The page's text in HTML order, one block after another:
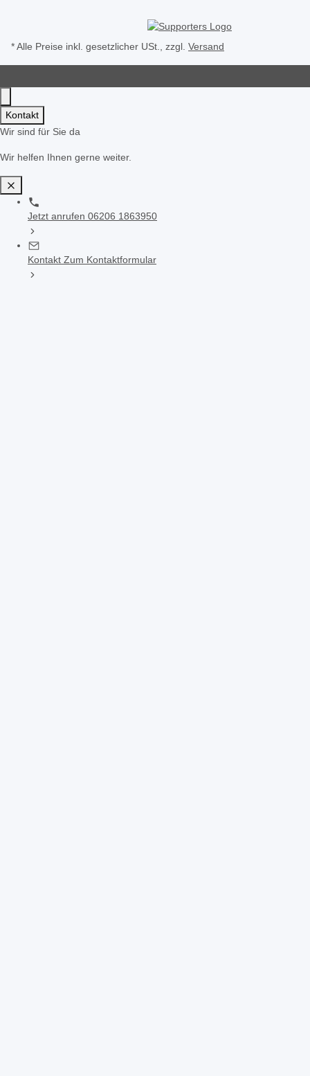
* Alle Preise inkl. gesetzlicher USt., zzgl. Versand
Kontakt
Wir sind für Sie da
Wir helfen Ihnen gerne weiter.
Jetzt anrufen 06206 1863950
Kontakt Zum Kontaktformular